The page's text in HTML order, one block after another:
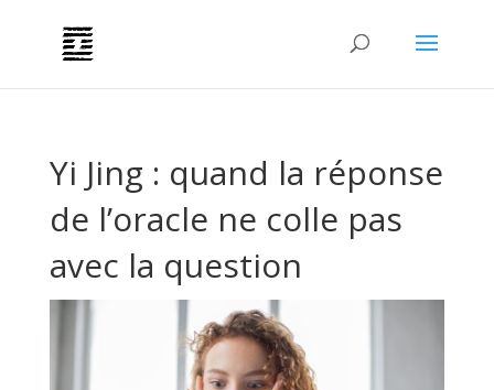
Yi Jing : quand la réponse
de l’oracle ne colle pas
avec la question